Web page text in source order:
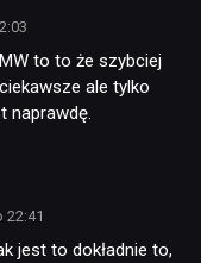
to to że szybciej
ale tylko
naprawdę.
22:41
jest to dokładnie to,